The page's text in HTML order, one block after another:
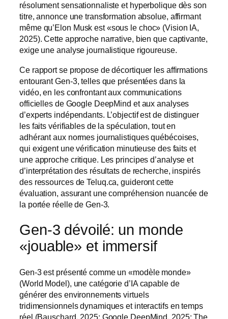
résolument sensationnaliste et hyperbolique dès son
titre, annonce une transformation absolue, affirmant
même qu’Elon Musk est «sous le choc» (Vision IA,
2025). Cette approche narrative, bien que captivante,
exige une analyse journalistique rigoureuse.
Ce rapport se propose de décortiquer les affirmations
entourant Gen-3, telles que présentées dans la
vidéo, en les confrontant aux communications
officielles de Google DeepMind et aux analyses
d’experts indépendants. L’objectif est de distinguer
les faits vérifiables de la spéculation, tout en
adhérant aux normes journalistiques québécoises,
qui exigent une vérification minutieuse des faits et
une approche critique. Les principes d’analyse et
d’interprétation des résultats de recherche, inspirés
des ressources de Teluq.ca, guideront cette
évaluation, assurant une compréhension nuancée de
la portée réelle de Gen-3.
Gen-3 dévoilé: un monde
«jouable» et immersif
Gen-3 est présenté comme un «modèle monde»
(World Model), une catégorie d’IA capable de
générer des environnements virtuels
tridimensionnels dynamiques et interactifs en temps
réel (Bauschard, 2025; Google DeepMind, 2025; The